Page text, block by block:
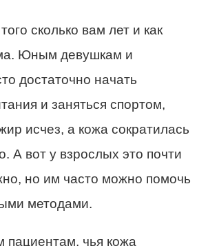
сколько вам лет и как
Юным девушкам и
достаточно начать
и заняться спортом,
исчез, а кожа сократилась
А вот у взрослых это почти
но им часто можно помочь
методами.
чья кожа